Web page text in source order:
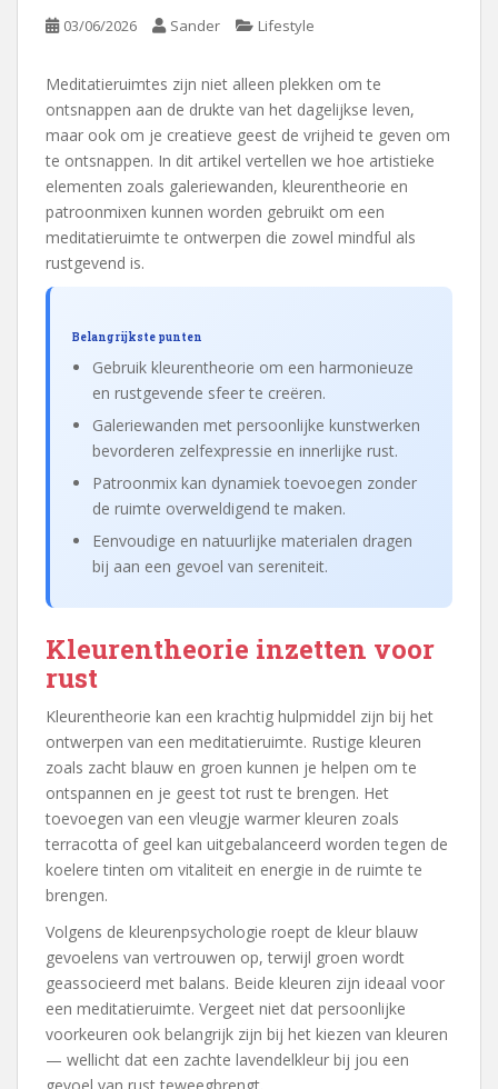
03/06/2026 Sander Lifestyle
Meditatieruimtes zijn niet alleen plekken om te
ontsnappen aan de drukte van het dagelijkse leven,
maar ook om je creatieve geest de vrijheid te geven om
te ontsnappen. In dit artikel vertellen we hoe artistieke
elementen zoals galeriewanden, kleurentheorie en
patroonmixen kunnen worden gebruikt om een
meditatieruimte te ontwerpen die zowel mindful als
rustgevend is.
Belangrijkste punten
Gebruik kleurentheorie om een harmonieuze
en rustgevende sfeer te creëren.
Galeriewanden met persoonlijke kunstwerken
bevorderen zelfexpressie en innerlijke rust.
Patroonmix kan dynamiek toevoegen zonder
de ruimte overweldigend te maken.
Eenvoudige en natuurlijke materialen dragen
bij aan een gevoel van sereniteit.
Kleurentheorie inzetten voor
rust
Kleurentheorie kan een krachtig hulpmiddel zijn bij het
ontwerpen van een meditatieruimte. Rustige kleuren
zoals zacht blauw en groen kunnen je helpen om te
ontspannen en je geest tot rust te brengen. Het
toevoegen van een vleugje warmer kleuren zoals
terracotta of geel kan uitgebalanceerd worden tegen de
koelere tinten om vitaliteit en energie in de ruimte te
brengen.
Volgens de kleurenpsychologie roept de kleur blauw
gevoelens van vertrouwen op, terwijl groen wordt
geassocieerd met balans. Beide kleuren zijn ideaal voor
een meditatieruimte. Vergeet niet dat persoonlijke
voorkeuren ook belangrijk zijn bij het kiezen van kleuren
— wellicht dat een zachte lavendelkleur bij jou een
gevoel van rust teweegbrengt.